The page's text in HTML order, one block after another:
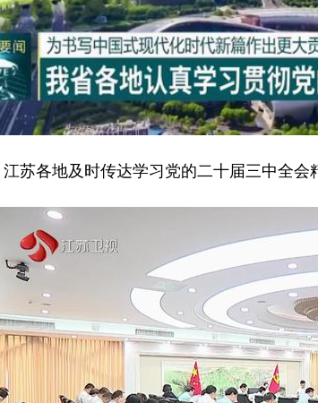
苏各地及时传达学习党的二十届三中全会